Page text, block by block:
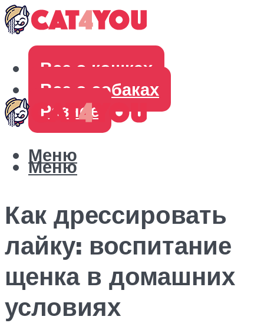
Все о кошках
Все о собаках
Разное
Меню
Меню
Как дрессировать
лайку: воспитание
щенка в домашних
условиях